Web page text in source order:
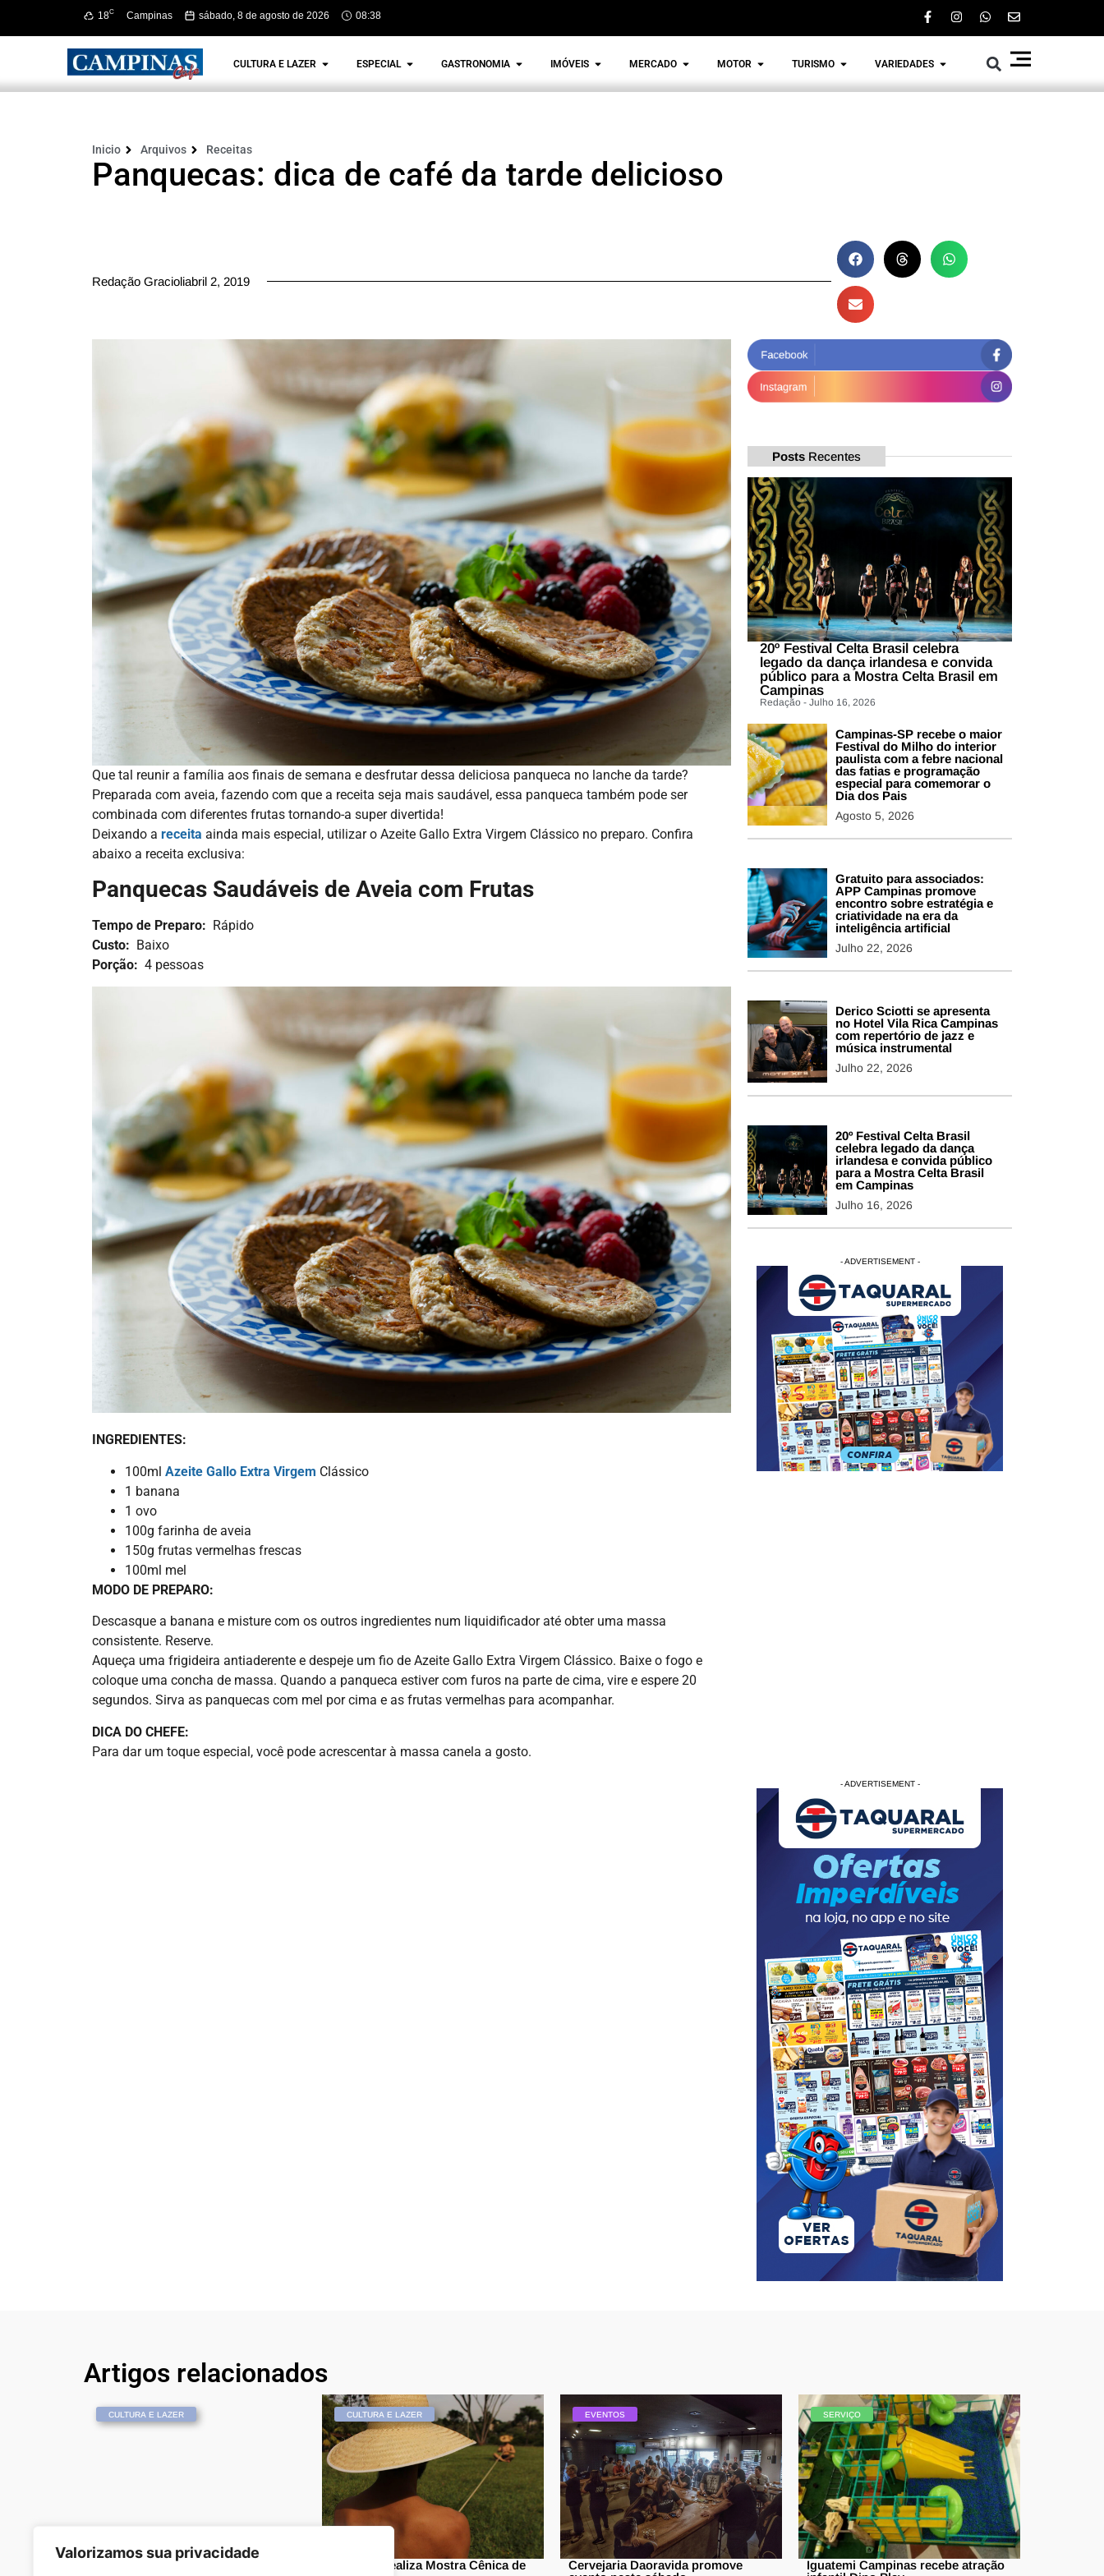
Valorizamos sua privacidade
18C Campinas sábado, 8 de agosto de 2026 08:38
CULTURA E LAZER ESPECIAL GASTRONOMIA IMÓVEIS MERCADO MOTOR TURISMO VARIEDADES
Inicio Arquivos Receitas
Panquecas: dica de café da tarde delicioso
Redação Gracioliabril 2, 2019
Que tal reunir a família aos finais de semana e desfrutar dessa deliciosa panqueca no lanche da tarde?
Preparada com aveia, fazendo com que a receita seja mais saudável, essa panqueca também pode ser
combinada com diferentes frutas tornando-a super divertida!
Deixando a receita ainda mais especial, utilizar o Azeite Gallo Extra Virgem Clássico no preparo. Confira
abaixo a receita exclusiva:
Panquecas Saudáveis de Aveia com Frutas
Tempo de Preparo: Rápido
Custo: Baixo
Porção: 4 pessoas
INGREDIENTES:
100ml Azeite Gallo Extra Virgem Clássico
1 banana
1 ovo
100g farinha de aveia
150g frutas vermelhas frescas
100ml mel
MODO DE PREPARO:
Descasque a banana e misture com os outros ingredientes num liquidificador até obter uma massa
consistente. Reserve.
Aqueça uma frigideira antiaderente e despeje um fio de Azeite Gallo Extra Virgem Clássico. Baixe o fogo e
coloque uma concha de massa. Quando a panqueca estiver com furos na parte de cima, vire e espere 20
segundos. Sirva as panquecas com mel por cima e as frutas vermelhas para acompanhar.
DICA DO CHEFE:
Para dar um toque especial, você pode acrescentar à massa canela a gosto.
Posts Recentes
20º Festival Celta Brasil celebra
legado da dança irlandesa e convida
público para a Mostra Celta Brasil em
Campinas
Redação - Julho 16, 2026
Campinas-SP recebe o maior
Festival do Milho do interior
paulista com a febre nacional
das fatias e programação
especial para comemorar o
Dia dos Pais
Agosto 5, 2026
Gratuito para associados:
APP Campinas promove
encontro sobre estratégia e
criatividade na era da
inteligência artificial
Julho 22, 2026
Derico Sciotti se apresenta
no Hotel Vila Rica Campinas
com repertório de jazz e
música instrumental
Julho 22, 2026
20º Festival Celta Brasil
celebra legado da dança
irlandesa e convida público
para a Mostra Celta Brasil
em Campinas
Julho 16, 2026
- ADVERTISEMENT - - ADVERTISEMENT -
- ADVERTISEMENT -
Artigos relacionados
CULTURA E LAZER
Barbie: conheça as 10 bonecas
CULTURA E LAZER
Unicamp realiza Mostra Cênica de
EVENTOS
Cervejaria Daoravida promove
SERVIÇO
Iguatemi Campinas recebe atração